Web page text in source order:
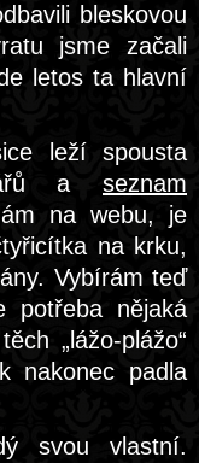
bleskovou
jsme začali
letos ta hlavní
leží spousta
a seznam
na webu, je
na krku,
Vybírám teď
potřeba nějaká
„lážo-plážo“
nakonec padla
svou vlastní.